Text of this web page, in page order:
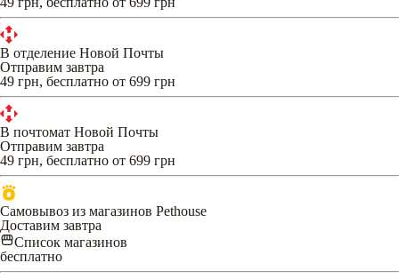
В отделение Новой Почты
Отправим завтра
49 грн, бесплатно от 699 грн
В почтомат Новой Почты
Отправим завтра
49 грн, бесплатно от 699 грн
Самовывоз из магазинов Pethouse
Доставим завтра
Список магазинов
бесплатно